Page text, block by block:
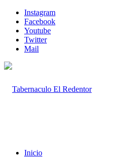
Instagram
Facebook
Youtube
Twitter
Mail
Inicio